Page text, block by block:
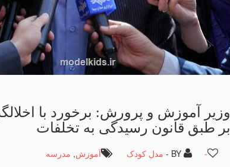
وزیر آموزش و پرورش: برخورد با
بر طبق قانون رسیدگی به تخلفات
BY - مدل کودک آموزش, مدرسه -